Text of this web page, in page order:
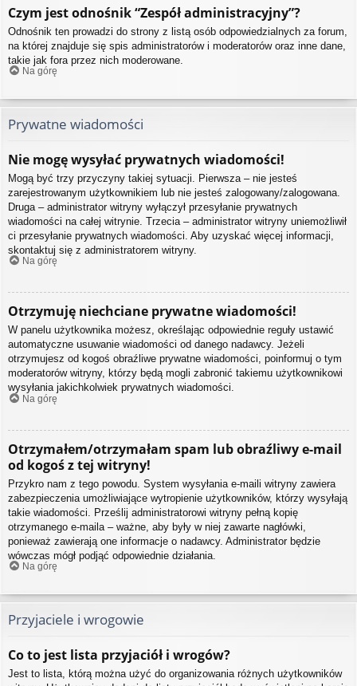
Czym jest odnośnik “Zespół administracyjny”?
Odnośnik ten prowadzi do strony z listą osób odpowiedzialnych za forum,
na której znajduje się spis administratorów i moderatorów oraz inne dane,
takie jak fora przez nich moderowane.
Na górę
Prywatne wiadomości
Nie mogę wysyłać prywatnych wiadomości!
Mogą być trzy przyczyny takiej sytuacji. Pierwsza – nie jesteś
zarejestrowanym użytkownikiem lub nie jesteś zalogowany/zalogowana.
Druga – administrator witryny wyłączył przesyłanie prywatnych
wiadomości na całej witrynie. Trzecia – administrator witryny uniemożliwił
ci przesyłanie prywatnych wiadomości. Aby uzyskać więcej informacji,
skontaktuj się z administratorem witryny.
Na górę
Otrzymuję niechciane prywatne wiadomości!
W panelu użytkownika możesz, określając odpowiednie reguły ustawić
automatyczne usuwanie wiadomości od danego nadawcy. Jeżeli
otrzymujesz od kogoś obraźliwe prywatne wiadomości, poinformuj o tym
moderatorów witryny, którzy będą mogli zabronić takiemu użytkownikowi
wysyłania jakichkolwiek prywatnych wiadomości.
Na górę
Otrzymałem/otrzymałam spam lub obraźliwy e-mail
od kogoś z tej witryny!
Przykro nam z tego powodu. System wysyłania e-maili witryny zawiera
zabezpieczenia umożliwiające wytropienie użytkowników, którzy wysyłają
takie wiadomości. Prześlij administratorowi witryny pełną kopię
otrzymanego e-maila – ważne, aby były w niej zawarte nagłówki,
ponieważ zawierają one informacje o nadawcy. Administrator będzie
wówczas mógł podjąć odpowiednie działania.
Na górę
Przyjaciele i wrogowie
Co to jest lista przyjaciół i wrogów?
Jest to lista, którą można użyć do organizowania różnych użytkowników